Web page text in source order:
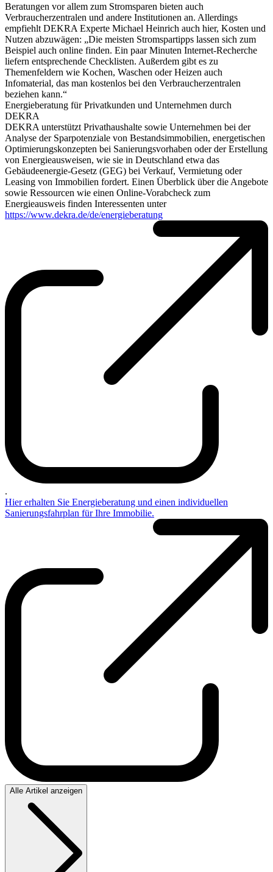
Beratungen vor allem zum Stromsparen bieten auch
Verbraucherzentralen und andere Institutionen an. Allerdings
empfiehlt DEKRA Experte Michael Heinrich auch hier, Kosten und
Nutzen abzuwägen: „Die meisten Stromspartipps lassen sich zum
Beispiel auch online finden. Ein paar Minuten Internet-Recherche
liefern entsprechende Checklisten. Außerdem gibt es zu
Themenfeldern wie Kochen, Waschen oder Heizen auch
Infomaterial, das man kostenlos bei den Verbraucherzentralen
beziehen kann.“
Energieberatung für Privatkunden und Unternehmen durch
DEKRA
DEKRA unterstützt Privathaushalte sowie Unternehmen bei der
Analyse der Sparpotenziale von Bestandsimmobilien, energetischen
Optimierungskonzepten bei Sanierungsvorhaben oder der Erstellung
von Energieausweisen, wie sie in Deutschland etwa das
Gebäudeenergie-Gesetz (GEG) bei Verkauf, Vermietung oder
Leasing von Immobilien fordert. Einen Überblick über die Angebote
sowie Ressourcen wie einen Online-Vorabcheck zum
Energieausweis finden Interessenten unter
https://www.dekra.de/de/energieberatung
.
Hier erhalten Sie Energieberatung und einen individuellen
Sanierungsfahrplan für Ihre Immobilie.
Alle Artikel anzeigen